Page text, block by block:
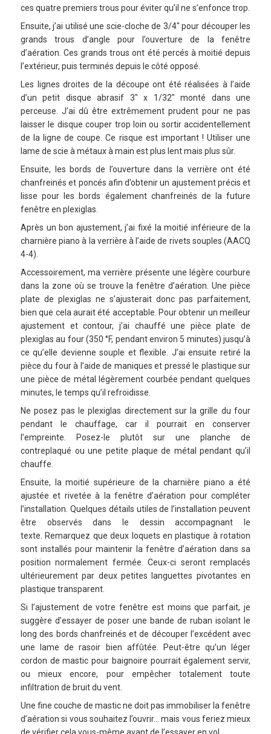
ces quatre premiers trous pour éviter qu’il ne s’enfonce trop.
Ensuite, j’ai utilisé une scie-cloche de 3/4″ pour découper les
grands trous d’angle pour l’ouverture de la fenêtre
d’aération. Ces grands trous ont été percés à moitié depuis
l’extérieur, puis terminés depuis le côté opposé.
Les lignes droites de la découpe ont été réalisées à l’aide
d’un petit disque abrasif 3″ x 1/32″ monté dans une
perceuse. J’ai dû être extrêmement prudent pour ne pas
laisser le disque couper trop loin ou sortir accidentellement
de la ligne de coupe. Ce risque est important ! Utiliser une
lame de scie à métaux à main est plus lent mais plus sûr.
Ensuite, les bords de l’ouverture dans la verrière ont été
chanfreinés et poncés afin d’obtenir un ajustement précis et
lisse pour les bords également chanfreinés de la future
fenêtre en plexiglas.
Après un bon ajustement, j’ai fixé la moitié inférieure de la
charnière piano à la verrière à l’aide de rivets souples (AACQ
4-4).
Accessoirement, ma verrière présente une légère courbure
dans la zone où se trouve la fenêtre d’aération. Une pièce
plate de plexiglas ne s’ajusterait donc pas parfaitement,
bien que cela aurait été acceptable. Pour obtenir un meilleur
ajustement et contour, j’ai chauffé une pièce plate de
plexiglas au four (350 °F, pendant environ 5 minutes) jusqu’à
ce qu’elle devienne souple et flexible. J’ai ensuite retiré la
pièce du four à l’aide de maniques et pressé le plastique sur
une pièce de métal légèrement courbée pendant quelques
minutes, le temps qu’il refroidisse.
Ne posez pas le plexiglas directement sur la grille du four
pendant le chauffage, car il pourrait en conserver
l’empreinte. Posez-le plutôt sur une planche de
contreplaqué ou une petite plaque de métal pendant qu’il
chauffe.
Ensuite, la moitié supérieure de la charnière piano a été
ajustée et rivetée à la fenêtre d’aération pour compléter
l’installation. Quelques détails utiles de l’installation peuvent
être observés dans le dessin accompagnant le
texte. Remarquez que deux loquets en plastique à rotation
sont installés pour maintenir la fenêtre d’aération dans sa
position normalement fermée. Ceux-ci seront remplacés
ultérieurement par deux petites languettes pivotantes en
plastique transparent.
Si l’ajustement de votre fenêtre est moins que parfait, je
suggère d’essayer de poser une bande de ruban isolant le
long des bords chanfreinés et de découper l’excédent avec
une lame de rasoir bien affûtée. Peut-être qu’un léger
cordon de mastic pour baignoire pourrait également servir,
ou mieux encore, pour empêcher totalement toute
infiltration de bruit du vent.
Une fine couche de mastic ne doit pas immobiliser la fenêtre
d’aération si vous souhaitez l’ouvrir… mais vous feriez mieux
de vérifier cela vous-même avant de l’essayer en vol.